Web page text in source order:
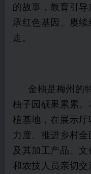
的故事，教育引
承红色基因、赓
走。
金柚是梅州的
柚子园硕果累累
植基地，在展示
力度、推进乡村
及其加工产品、
和农技人员亲切交